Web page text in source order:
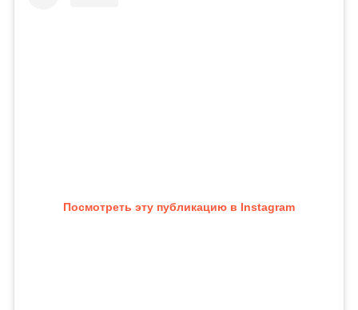
Посмотреть эту публикацию в Instagram